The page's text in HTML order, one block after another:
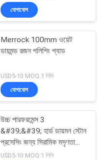
যোগাযোগ
Merrock 100mm ওয়েট
ডায়মন্ড রজন পলিশিং প্যাড
USD5-10 MOQ:1 পিসি
যোগাযোগ
উচ্চ পারফরমেন্স 3
&#39;&#39; হার্ড ডায়মন স্টোন
প্রসেসিং জন্য সিরামিক মসৃণতা
প্যাড
USD5-10 MOQ:1 পিসি